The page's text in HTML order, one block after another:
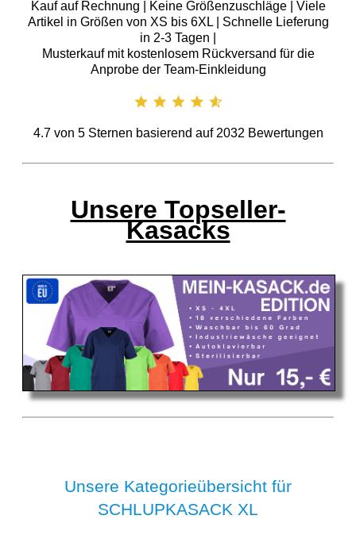
Kauf auf Rechnung | Keine Größenzuschläge | Viele
Artikel in Größen von XS bis 6XL | Schnelle Lieferung
in 2-3 Tagen |
Musterkauf mit kostenlosem Rückversand für die
Anprobe der Team-Einkleidung
4.7von 5Sternen basierend auf 2032 Bewertungen
Unsere Topseller-
Kasacks
Unsere Kategorieübersicht für
SCHLUPKASACK XL